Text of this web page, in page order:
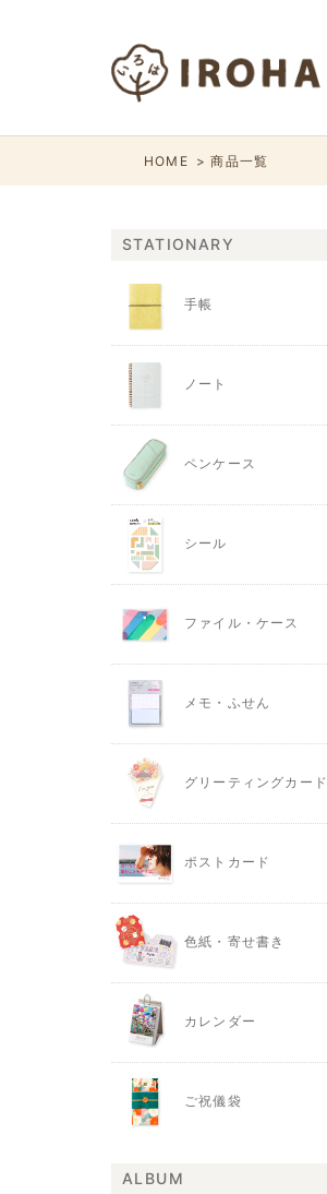
HOME 商品一覧
STATIONARY
手帳
ノート
ペンケース
シール
ファイル・ケース
メモ・ふせん
グリーティングカード
ポストカード
色紙・寄せ書き
カレンダー
ご祝儀袋
ALBUM